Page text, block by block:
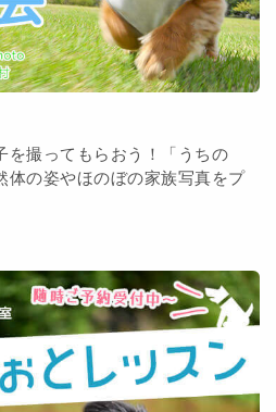
を撮ってもらおう！「うちの
体の姿やほのぼの家族写真をプ